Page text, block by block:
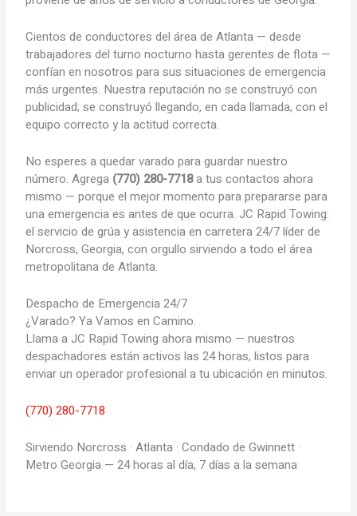
Cientos de conductores del área de Atlanta — desde
trabajadores del turno nocturno hasta gerentes de flota —
confían en nosotros para sus situaciones de emergencia
más urgentes. Nuestra reputación no se construyó con
publicidad; se construyó llegando, en cada llamada, con el
equipo correcto y la actitud correcta.
No esperes a quedar varado para guardar nuestro
número. Agrega (770) 280-7718a tus contactos ahora
mismo — porque el mejor momento para prepararse para
una emergencia es antes de que ocurra. JC Rapid Towing:
el servicio de grúa y asistencia en carretera 24/7 líder de
Norcross, Georgia, con orgullo sirviendo a todo el área
metropolitana de Atlanta.
Despacho de Emergencia 24/7
¿Varado? Ya Vamos en Camino.
Llama a JC Rapid Towing ahora mismo — nuestros
despachadores están activos las 24 horas, listos para
enviar un operador profesional a tu ubicación en minutos.
(770) 280-7718
Sirviendo Norcross · Atlanta · Condado de Gwinnett ·
Metro Georgia — 24 horas al día, 7 días a la semana